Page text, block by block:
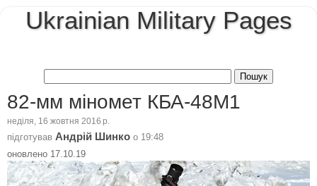
Ukrainian Military Pages
82-мм міномет КБА-48М1
неділя, 16 жовтня 2016 р.
підготував Андрій Шинко о 19:48
оновлено 17.10.19